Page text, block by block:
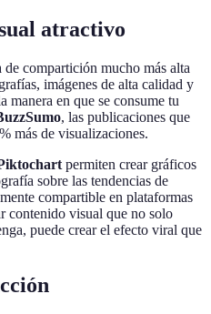
atractivo
compartición mucho más alta
imágenes de alta calidad y
manera en que se consume tu
, las publicaciones que
más de visualizaciones.
permiten crear gráficos
sobre las tendencias de
compartible en plataformas
contenido visual que no solo
puede crear el efecto viral que